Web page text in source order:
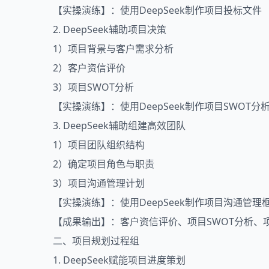
【实操演练】：使用DeepSeek制作项目投标文件
2. DeepSeek辅助项目决策
1）项目背景与客户需求分析
2）客户资信评价
3）项目SWOT分析
【实操演练】：使用DeepSeek制作项目SWOT分
3. DeepSeek辅助组建高效团队
1）项目团队组织结构
2）确定项目角色与职责
3）项目沟通管理计划
【实操演练】：使用DeepSeek制作项目沟通管理
【成果输出】：客户资信评价、项目SWOT分析、
二、项目规划过程组
1. DeepSeek赋能项目进度策划